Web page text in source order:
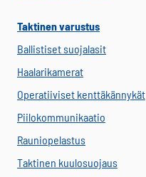
Taktinen varustus
Ballistiset suojalasit
Haalarikamerat
Operatiiviset kenttäkännykät
Piilokommunikaatio
Rauniopelastus
Taktinen kuulosuojaus